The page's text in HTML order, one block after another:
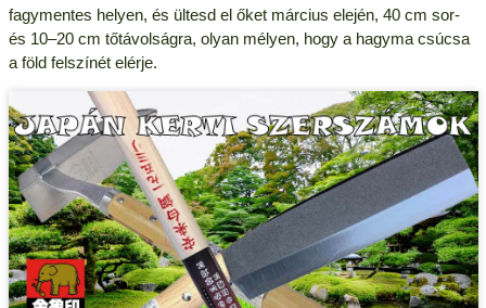
fagymentes helyen, és ültesd el őket március elején, 40 cm sor-
és 10–20 cm tőtávolságra, olyan mélyen, hogy a hagyma csúcsa
a föld felszínét elérje.